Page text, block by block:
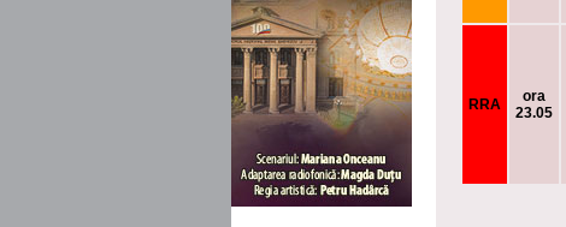
RRA
ora
23.05